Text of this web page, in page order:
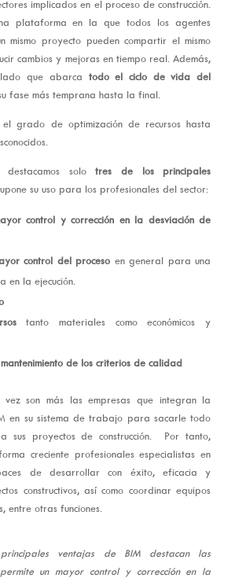
implicados en el proceso de construcción.
plataforma en la que todos los agentes
mismo proyecto pueden compartir el mismo
cambios y mejoras en tiempo real. Además,
que abarca todo el ciclo de vida del
fase más temprana hasta la final.
grado de optimización de recursos hasta
destacamos solotres de los principales
su uso para los profesionales del sector:
control y corrección en la desviación de
control del proceso en general para una
en la ejecución.
tanto materiales como económicos y
de los criterios de calidad
vez son más las empresas que integran la
en su sistema de trabajo para sacarle todo
sus proyectos de construcción. Por tanto,
creciente profesionales especialistas en
de desarrollar con éxito, eficacia y
constructivos, así como coordinar equipos
entre otras funciones.
ventajas de BIM destacan las
permite un mayor control y corrección en la